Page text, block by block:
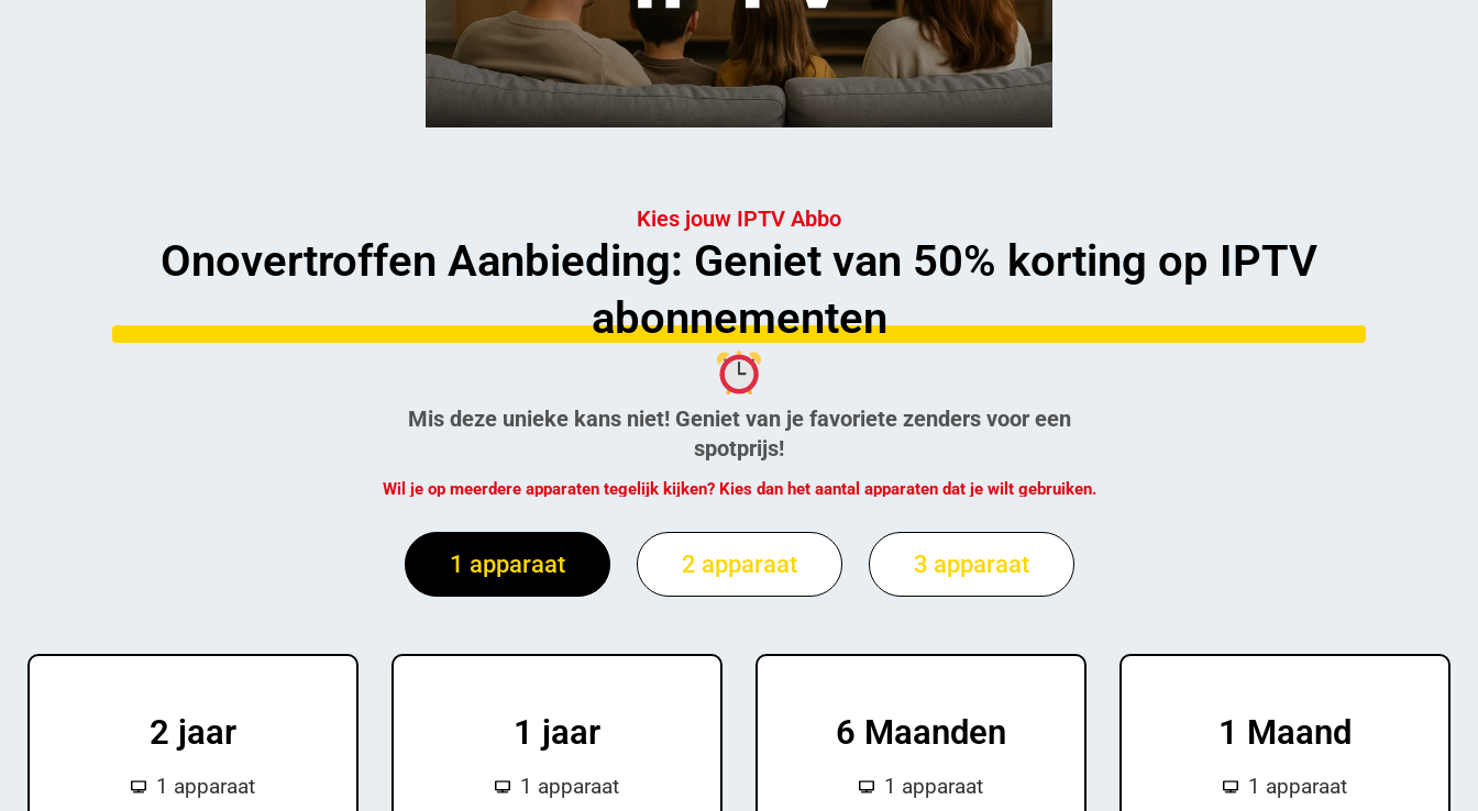
Kies jouw IPTV Abbo
Onovertroffen Aanbieding: Geniet van 50% korting op IPTV
abonnementen
Mis deze unieke kans niet! Geniet van je favoriete zenders voor een
spotprijs!
Wil je op meerdere apparaten tegelijk kijken? Kies dan het aantal apparaten dat je wilt gebruiken.
1 apparaat 2 apparaat 3 apparaat
2 jaar
1 apparaat
1 jaar
1 apparaat
6 Maanden
1 apparaat
1 Maand
1 apparaat